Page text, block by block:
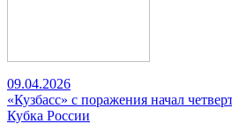
09.04.2026
«Кузбасс» с поражения начал
Кубка России